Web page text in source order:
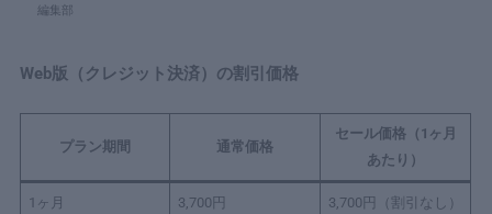
編集部
Web版（クレジット決済）の割引価格
プラン期間 通常価格
セール価格（1ヶ月
あたり）
1ヶ月 3,700円 3,700円（割引なし）